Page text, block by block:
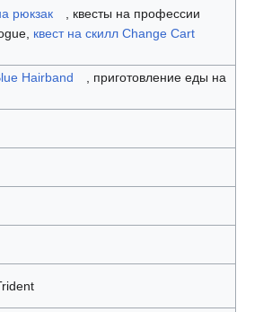
рюкзак
, квесты на профессии
квест на скилл Change Cart
Hairband
, приготовление еды на